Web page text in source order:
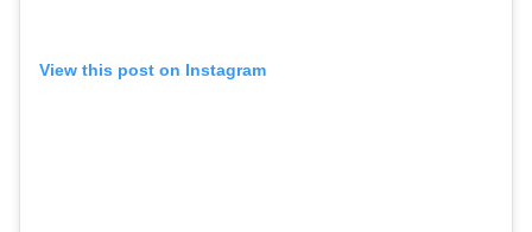
View this post on Instagram